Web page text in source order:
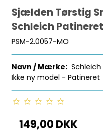
Sjælden Tørstig
Schleich Patineret
PSM-2.0057-MO
Navn / Mærke: Schleich
Ikke ny model - Patineret
149,00 DKK